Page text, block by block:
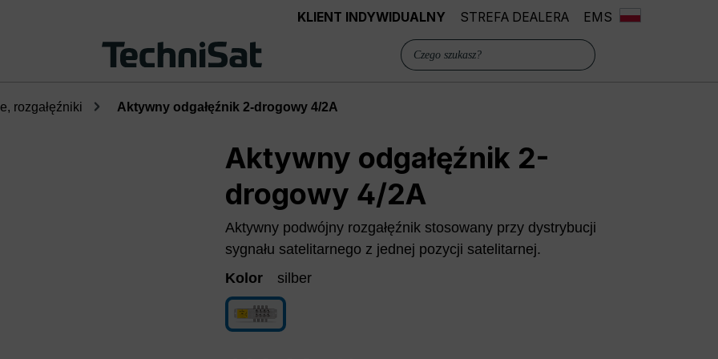
KLIENT INDYWIDUALNY STREFA DEALERA EMS
rozgałęźniki Aktywny odgałęźnik 2-drogowy 4/2A
Aktywny odgałęźnik 2-
drogowy 4/2A
Aktywny podwójny rozgałęźnik stosowany przy dystrybucji
sygnału satelitarnego z jednej pozycji satelitarnej.
Kolor
silber
silber